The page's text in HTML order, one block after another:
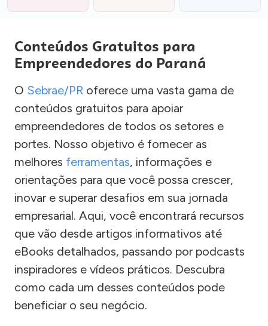
Conteúdos Gratuitos para
Empreendedores do Paraná
O Sebrae/PR oferece uma vasta gama de
conteúdos gratuitos para apoiar
empreendedores de todos os setores e
portes. Nosso objetivo é fornecer as
melhores ferramentas, informações e
orientações para que você possa crescer,
inovar e superar desafios em sua jornada
empresarial. Aqui, você encontrará recursos
que vão desde artigos informativos até
eBooks detalhados, passando por podcasts
inspiradores e vídeos práticos. Descubra
como cada um desses conteúdos pode
beneficiar o seu negócio.